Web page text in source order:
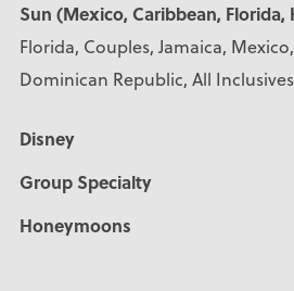
Sun (Mexico, Caribbean, Florida,
Florida, Couples, Jamaica,
Dominican Republic, All
Disney
Group Specialty
Honeymoons